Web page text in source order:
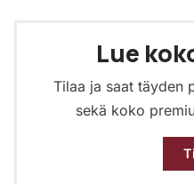
Lue
Tilaa ja saat täyden
sekä koko